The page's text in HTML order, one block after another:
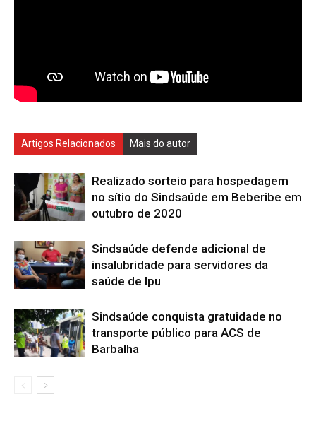
Artigos Relacionados Mais do autor
Realizado sorteio para hospedagem
no sítio do Sindsaúde em Beberibe em
outubro de 2020
Sindsaúde defende adicional de
insalubridade para servidores da
saúde de Ipu
Sindsaúde conquista gratuidade no
transporte público para ACS de
Barbalha